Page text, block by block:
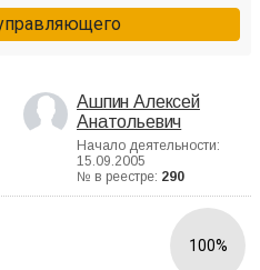
Ашпин Алексей
Анатольевич
Начало деятельности:
15.09.2005
№ в реестре: 290
100%